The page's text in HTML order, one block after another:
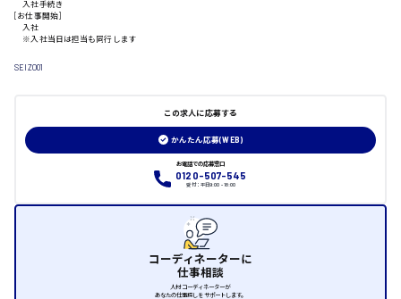
山口県
月給制すべて
入社手続き
[お仕事開始]
入社
※入社当日は担当も同行します
SEIZO01
この求人に応募する
かんたん応募(WEB)
お電話での応募窓口
0120-507-545
受付：平日9:00 - 18:00
コーディネーターに
仕事相談
人材コーディネーターが
あなたの仕事探しをサポートします。